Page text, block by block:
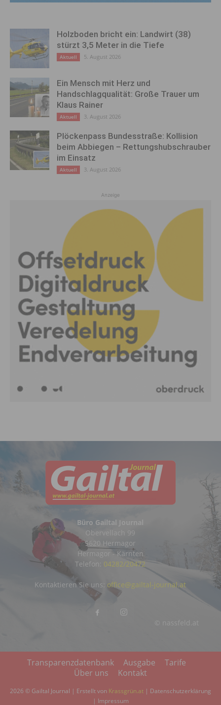
Holzboden bricht ein: Landwirt (38)
stürzt 3,5 Meter in die Tiefe
Aktuell 5. August 2026
Ein Mensch mit Herz und
Handschlagqualität: Große Trauer um
Klaus Rainer
Aktuell 3. August 2026
Plöckenpass Bundesstraße: Kollision
beim Abbiegen – Rettungshubschrauber
im Einsatz
Aktuell 3. August 2026
Anzeige
Büro Gailtal Journal
Obervellach 99
9620 Hermagor
Hermagor - Kärnten
Telefon: 04282/20472
© nassfeld.at
Kontaktieren Sie uns: office@gailtal-journal.at
Transparenzdatenbank Ausgabe
Tarife
Über uns
Kontakt
2026 © Gailtal Journal | Erstellt von Krassgrün.at | Datenschutzerklärung
| Impressum